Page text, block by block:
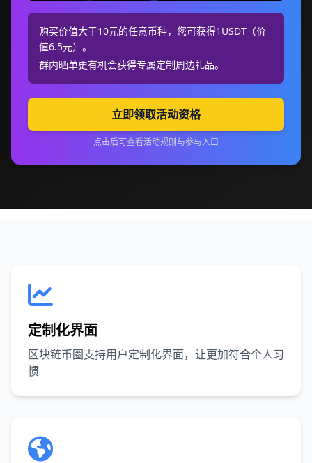
购买价值大于10元的任意币种，您可获得1USDT（价
值6.5元）。
群内晒单更有机会获得专属定制周边礼品。
立即领取活动资格
点击后可查看活动规则与参与入口
定制化界面
区块链币圈支持用户定制化界面，让更加符合个人习
惯